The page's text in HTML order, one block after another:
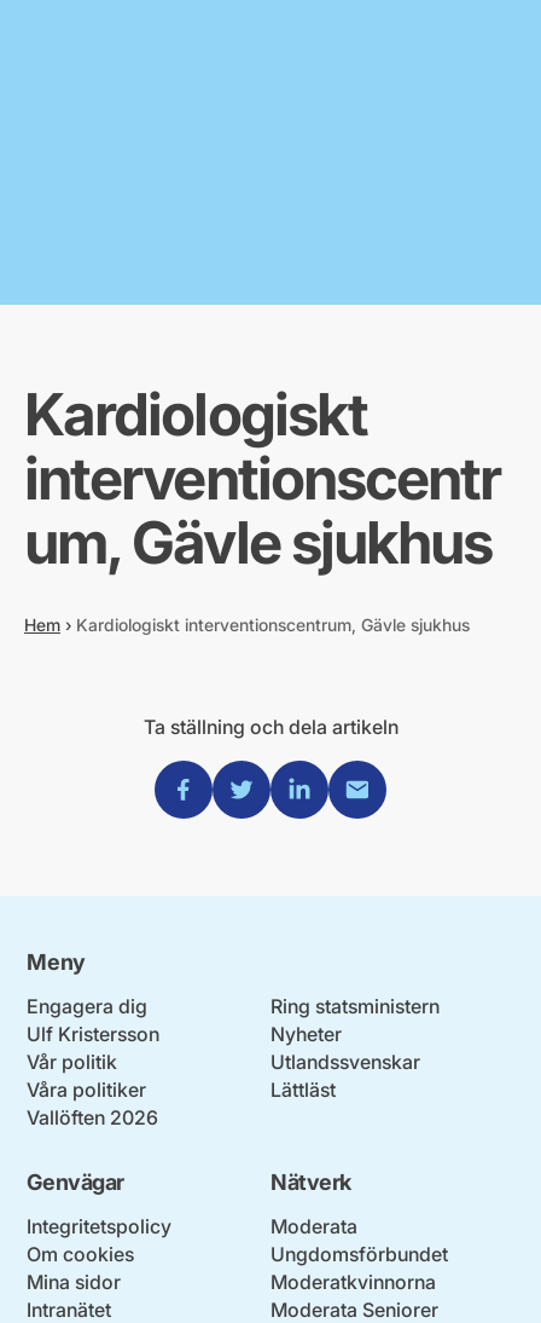
Kardiologiskt
interventionscentr
um, Gävle sjukhus
Hem › Kardiologiskt interventionscentrum, Gävle sjukhus
Ta ställning och dela artikeln
Dela via Facebook
Dela via Twitter
Dela via Linkedin
Dela via Mail
Meny
Engagera dig
Ulf Kristersson
Vår politik
Våra politiker
Vallöften 2026
Ring statsministern
Nyheter
Utlandssvenskar
Lättläst
Genvägar
Integritetspolicy
Om cookies
Mina sidor
Intranätet
Nätverk
Moderata
Ungdomsförbundet
Moderatkvinnorna
Moderata Seniorer